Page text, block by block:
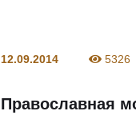
12.09.2014 5326
Православная